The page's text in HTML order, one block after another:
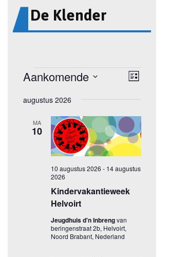
De Klender